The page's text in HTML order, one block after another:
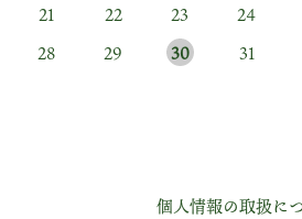
毎日のように空を見上げます。 『嬉
この澄んだ、宇宙を見てるようなブル
疲弊しそうな心を癒すのはやはり『孫』
21
22 23 24
28
29 30 31
個人情報の取扱に